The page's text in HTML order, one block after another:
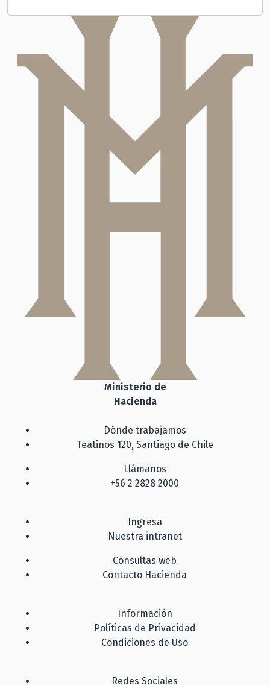
Ministerio de
Hacienda
Dónde trabajamos
Teatinos 120, Santiago de Chile
Llámanos
+56 2 2828 2000
Ingresa
Nuestra intranet
Consultas web
Contacto Hacienda
Información
Políticas de Privacidad
Condiciones de Uso
Redes Sociales